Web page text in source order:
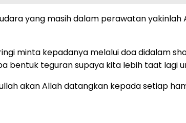
yang masih dalam perawatan
minta kepadanya melalui doa didalam
bentuk teguran supaya kita lebih taat lagi
akan Allah datangkan kepada setiap